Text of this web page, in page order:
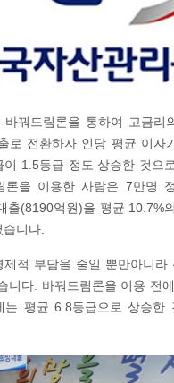
바꿔드림론을 통하여 고금리
로 전환하자 인당 평균 이자
이 1.5등급 정도 상승한 것으
론을 이용한 사람은 7만명
출(8190억원)을 평균 10.7%
습니다.
제적 부담을 줄일 뿐만아니라
니다. 바꿔드림론을 이용 전
는 평균 6.8등급으로 상승한